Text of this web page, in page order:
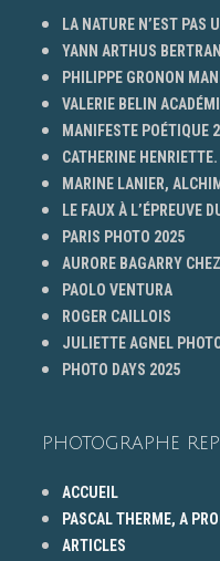
LA NATURE N’EST PAS
YANN ARTHUS
PHILIPPE GRONON
VALERIE BELIN
MANIFESTE POÉTIQUE
CATHERINE HENRIETTE.
MARINE LANIER,
LE FAUX À L’ÉPREUVE
PARIS PHOTO 2025
AURORE BAGARRY
PAOLO VENTURA
ROGER CAILLOIS
JULIETTE AGNEL
PHOTO DAYS 2025
PHOTOGRAPHE
ACCUEIL
PASCAL THERME, A
ARTICLES